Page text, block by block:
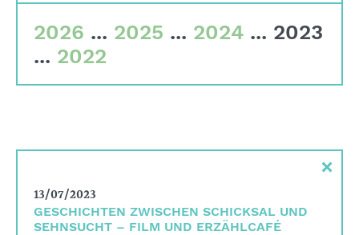
2026 ... 2025 ... 2024 ... 2023
... 2022
×
13/07/2023
GESCHICHTEN ZWISCHEN SCHICKSAL UND
SEHNSUCHT – FILM UND ERZÄHLCAFÉ